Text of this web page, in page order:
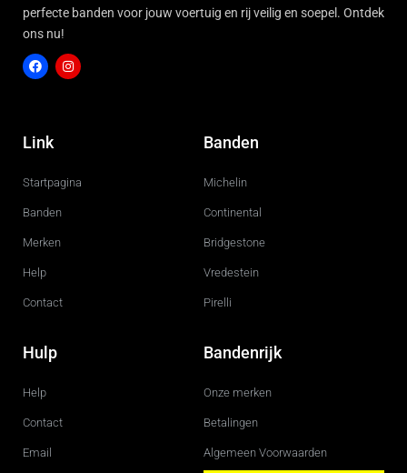
perfecte banden voor jouw voertuig en rij veilig en soepel. Ontdek
ons nu!
c
e
o
g
r
Link
Startpagina
Banden
Merken
Help
Contact
Banden
Michelin
Continental
Bridgestone
Vredestein
Pirelli
Hulp
Help
Contact
Email
Bandenrijk
Onze merken
Betalingen
Algemeen Voorwaarden